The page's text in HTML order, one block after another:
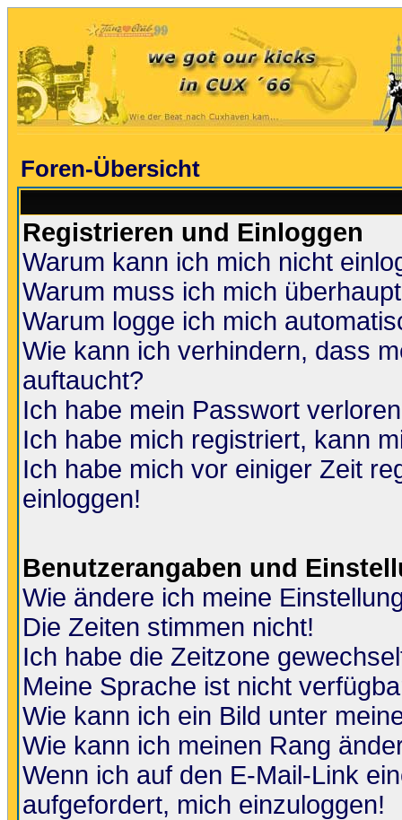
Foren-Übersicht
Registrieren und Einloggen
Warum kann ich mich nicht
Warum muss ich mich
Warum logge ich mich
Wie kann ich verhindern, dass
auftaucht?
Ich habe mein Passwort
Ich habe mich registriert, kann
Ich habe mich vor einiger Zeit
einloggen!
Benutzerangaben und
Wie ändere ich meine
Die Zeiten stimmen nicht!
Ich habe die Zeitzone
Meine Sprache ist nicht
Wie kann ich ein Bild unter
Wie kann ich meinen Rang
Wenn ich auf den E-Mail-Link
aufgefordert, mich einzuloggen!